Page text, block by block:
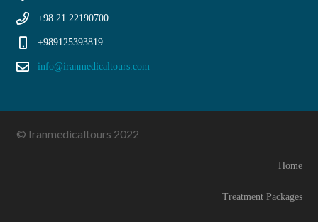
+98 21 22190700
+989125393819
info@iranmedicaltours.com
© Iranmedicaltours 2022
Home
Treatment Packages